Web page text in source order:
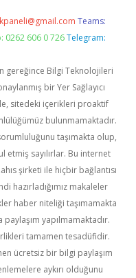
Teams:
0262 606 0 726 Telegram:
gereğince Bilgi Teknolojileri
bir Yer Sağlayıcı
sitedeki içerikleri proaktif
bulunmamaktadır.
taşımakta olup,
etmiş sayılırlar. Bu internet
şirketi ile hiçbir bağlantısı
hazırladığımız makaleler
haber niteliği taşımamakta
yapılmamaktadır.
tamamen tesadüfidir.
ücretsiz bir bilgi paylaşım
aykırı olduğunu